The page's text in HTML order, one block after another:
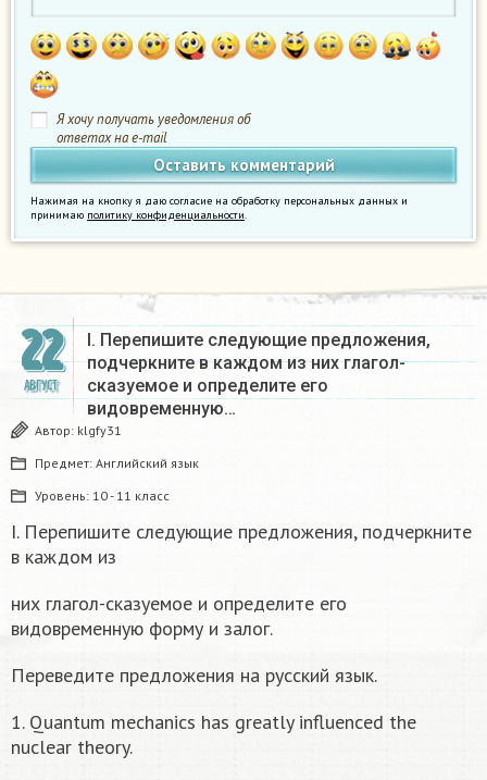
Я хочу получать уведомления об
ответах на e-mail
Нажимая на кнопку я даю согласие на обработку персональных данных и
принимаю политику конфиденциальности.
22
АВГУСТ
I. Перепишите следующие предложения,
подчеркните в каждом из них глагол-
сказуемое и определите его
видовременную…
Автор: klgfy31
Предмет: Английский язык
Уровень: 10 - 11 класс
I. Перепишите следующие предложения, подчеркните
в каждом из
них глагол-сказуемое и определите его
видовременную форму и залог.
Переведите предложения на русский язык.
1. Quantum mechanics has greatly influenced the
nuclear theory.